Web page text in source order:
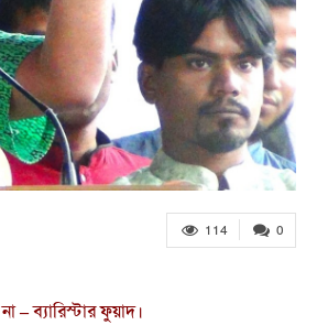
0
114
– ব্যারিস্টার ফুয়াদ।